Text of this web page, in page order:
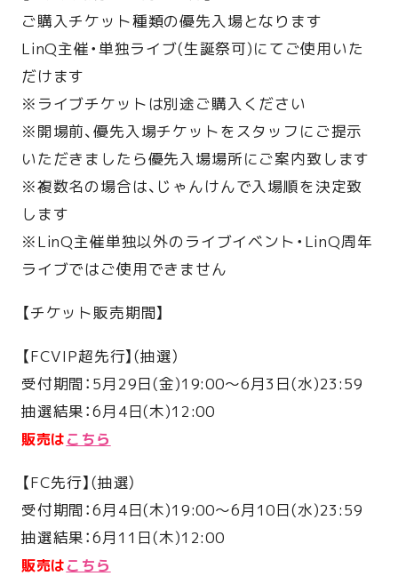
ご購入チケット種類の優先入場となります
LinQ主催・単独ライブ(生誕祭可)にてご使用いた
だけます
※ライブチケットは別途ご購入ください
※開場前、優先入場チケットをスタッフにご提示
いただきましたら優先入場場所にご案内致します
※複数名の場合は、じゃんけんで入場順を決定致
します
※LinQ主催単独以外のライブイベント・LinQ周年
ライブではご使用できません
【チケット販売期間】
【FCVIP超先行】(抽選）
受付期間：5月29日(金)19:00〜6月3日(水)23:59
抽選結果：6月4日(木)12:00
販売はこちら
【FC先行】(抽選）
受付期間：6月4日(木)19:00〜6月10日(水)23:59
抽選結果：6月11日(木)12:00
販売はこちら